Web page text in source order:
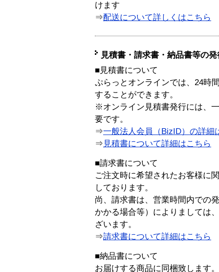
けます
⇒配送について詳しくはこちら
見積書・請求書・納品書等の
■見積書について
ぷらっとオンラインでは、24時
することができます。
※オンライン見積書発行には、
要です。
⇒一般法人会員（BizID）の詳細
⇒ 見積書について詳細はこちら
■請求書について
ご注文時に希望されたお客様に
しております。
尚、請求書は、営業時間内での
かかる場合等）によりましては
ざいます。
⇒請求書について詳細はこちら
■納品書について
お届けする商品に同梱致します。